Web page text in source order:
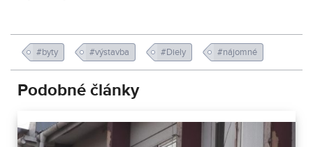
#byty #výstavba #Diely #nájomné
Podobné články